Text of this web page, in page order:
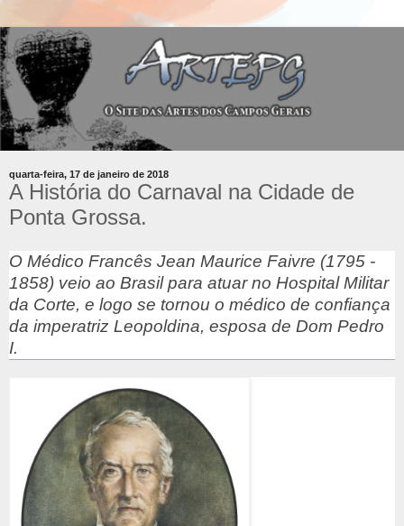
quarta-feira, 17 de janeiro de 2018
A História do Carnaval na Cidade de
Ponta Grossa.
O Médico Francês Jean Maurice Faivre (1795 -
1858) veio ao Brasil para atuar no Hospital Militar
da Corte, e logo se tornou o médico de confiança
da imperatriz Leopoldina, esposa de Dom Pedro
I.